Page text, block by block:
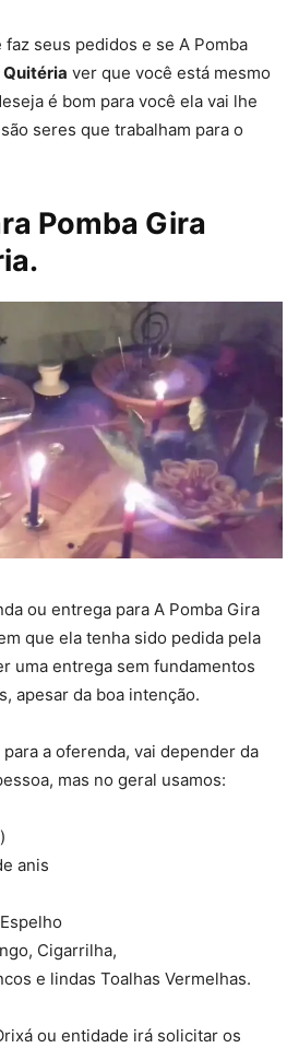
seus pedidos e se A Pomba
Quitéria ver que você está mesmo
é bom para você ela vai lhe
seres que trabalham para o
Pomba Gira
ou entrega para A Pomba Gira
que ela tenha sido pedida pela
uma entrega sem fundamentos
apesar da boa intenção.
a oferenda, vai depender da
mas no geral usamos:
anis
Cigarrilha,
e lindas Toalhas Vermelhas.
ou entidade irá solicitar os